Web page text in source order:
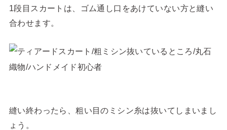
1段目スカートは、ゴム通し口をあけていない方と縫い
合わせます。
縫い終わったら、粗い目のミシン糸は抜いてしまいまし
ょう。